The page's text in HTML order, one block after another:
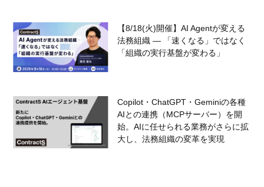
【8/18(火)開催】AI Agentが変える
法務組織 — 「速くなる」ではなく
「組織の実行基盤が変わる」
Copilot・ChatGPT・Geminiの各種
AIとの連携（MCPサーバー）を開
始。AIに任せられる業務がさらに拡
大し、法務組織の変革を実現